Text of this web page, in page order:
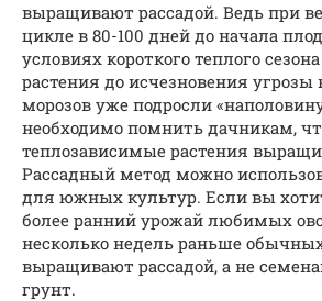
выращивают рассадой. Ведь при
цикле в 80-100 дней до начала
условиях короткого теплого
растения до исчезновения угрозы
морозов уже подросли
необходимо помнить дачникам,
теплозависимые растения
Рассадный метод можно
для южных культур. Если вы
более ранний урожай любимых
несколько недель раньше
выращивают рассадой, а не
грунт.